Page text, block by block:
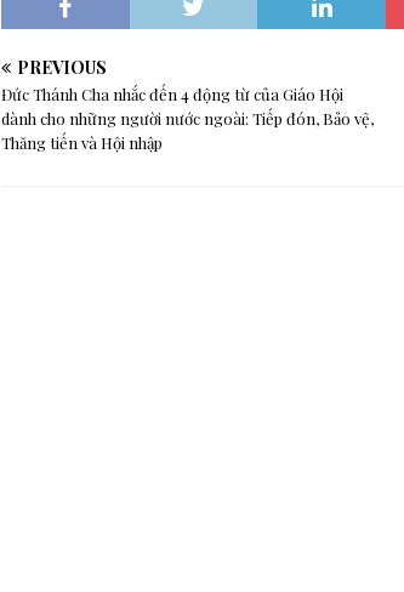
PREVIOUS
Đức Thánh Cha nhắc đến 4 động từ của Giáo Hội
dành cho những người nước ngoài: Tiếp đón, Bảo vệ,
Thăng tiến và Hội nhập